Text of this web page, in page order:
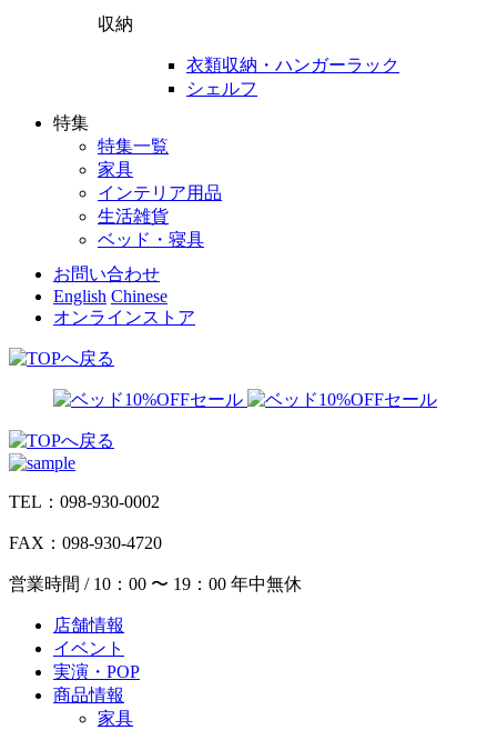
収納
衣類収納・ハンガーラック
シェルフ
特集
特集一覧
家具
インテリア用品
生活雑貨
ベッド・寝具
お問い合わせ
English Chinese
オンラインストア
TEL：098-930-0002
FAX：098-930-4720
営業時間 / 10：00 〜 19：00 年中無休
店舗情報
イベント
実演・POP
商品情報
家具